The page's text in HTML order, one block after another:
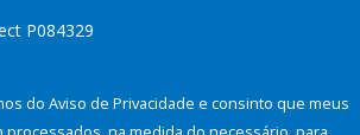
P084329
do Aviso de Privacidade e consinto que meus